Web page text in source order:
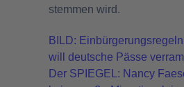
stemmen wird.
BILD:
will deutsche Pässe
Der SPIEGEL: Nancy